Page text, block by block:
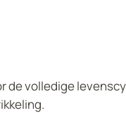
de volledige